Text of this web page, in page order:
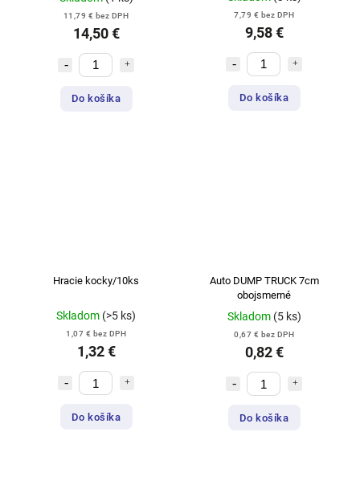
11,79 € bez DPH
14,50 €
Do košíka
7,79 € bez DPH
9,58 €
Do košíka
Hracie kocky/10ks
Skladom (>5 ks)
1,07 € bez DPH
1,32 €
Do košíka
Auto DUMP TRUCK 7cm
obojsmerné
Skladom (5 ks)
0,67 € bez DPH
0,82 €
Do košíka